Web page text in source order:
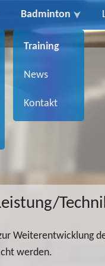
Badminton
Training
News
Kontakt
Weiterentwicklung
werden.